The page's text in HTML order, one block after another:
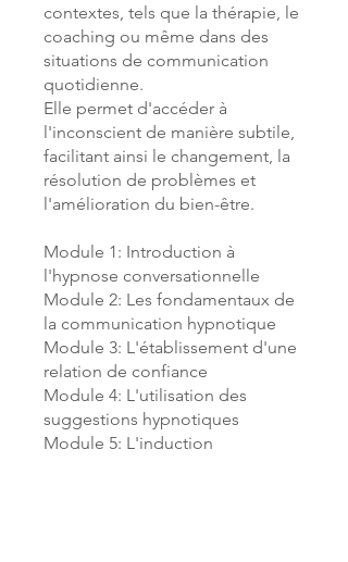
contextes, tels que la thérapie, le
coaching ou même dans des
situations de communication
quotidienne.
Elle permet d'accéder à
l'inconscient de manière subtile,
facilitant ainsi le changement, la
résolution de problèmes et
l'amélioration du bien-être.
Module 1: Introduction à
l'hypnose conversationnelle
Module 2: Les fondamentaux de
la communication hypnotique
Module 3: L'établissement d'une
relation de confiance
Module 4: L'utilisation des
suggestions hypnotiques
Module 5: L'induction